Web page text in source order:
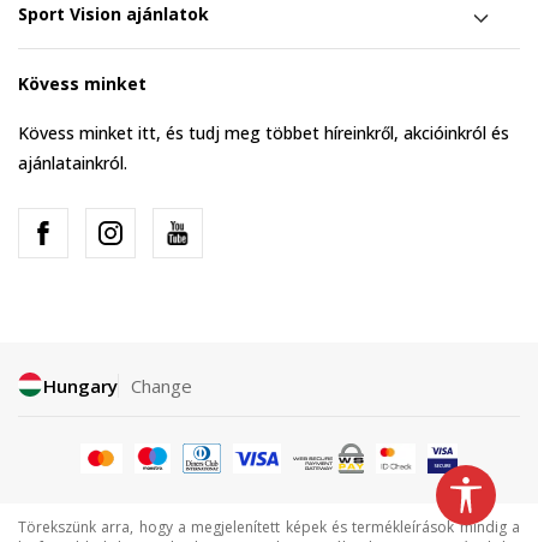
Sport Vision ajánlatok
Kövess minket
Kövess minket itt, és tudj meg többet híreinkről, akcióinkról és
ajánlatainkról.
Hungary Change
Törekszünk arra, hogy a megjelenített képek és termékleírások mindig a